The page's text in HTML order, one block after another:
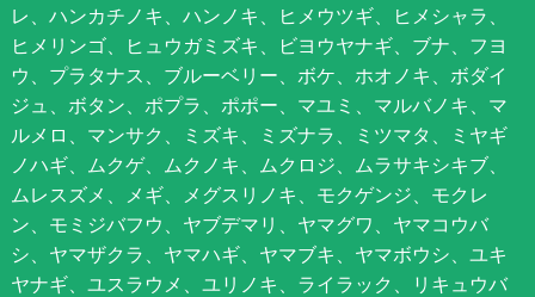
レ、ハンカチノキ、ハンノキ、ヒメウツギ、ヒメシャラ、
ヒメリンゴ、ヒュウガミズキ、ビヨウヤナギ、ブナ、フヨ
ウ、プラタナス、ブルーベリー、ボケ、ホオノキ、ボダイ
ジュ、ボタン、ポプラ、ポポー、マユミ、マルバノキ、マ
ルメロ、マンサク、ミズキ、ミズナラ、ミツマタ、ミヤギ
ノハギ、ムクゲ、ムクノキ、ムクロジ、ムラサキシキブ、
ムレスズメ、メギ、メグスリノキ、モクゲンジ、モクレ
ン、モミジバフウ、ヤブデマリ、ヤマグワ、ヤマコウバ
シ、ヤマザクラ、ヤマハギ、ヤマブキ、ヤマボウシ、ユキ
ヤナギ、ユスラウメ、ユリノキ、ライラック、リキュウバ